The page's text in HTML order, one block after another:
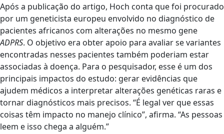
Após a publicação do artigo, Hoch conta que foi procurado
por um geneticista europeu envolvido no diagnóstico de
pacientes africanos com alterações no mesmo gene
ADPRS. O objetivo era obter apoio para avaliar se variantes
encontradas nesses pacientes também poderiam estar
associadas à doença. Para o pesquisador, esse é um dos
principais impactos do estudo: gerar evidências que
ajudem médicos a interpretar alterações genéticas raras e
tornar diagnósticos mais precisos. “É legal ver que essas
coisas têm impacto no manejo clínico”, afirma. “As pessoas
leem e isso chega a alguém.”